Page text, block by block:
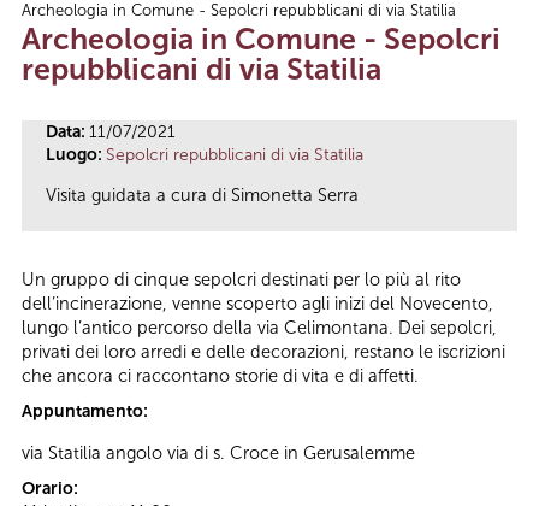
Tu sei qui
Archeologia in Comune - Sepolcri repubblicani di via Statilia
Archeologia in Comune - Sepolcri
repubblicani di via Statilia
Data: 11/07/2021
Luogo: Sepolcri repubblicani di via Statilia
Visita guidata a cura di Simonetta Serra
Un gruppo di cinque sepolcri destinati per lo più al rito
dell’incinerazione, venne scoperto agli inizi del Novecento,
lungo l’antico percorso della via Celimontana. Dei sepolcri,
privati dei loro arredi e delle decorazioni, restano le iscrizioni
che ancora ci raccontano storie di vita e di affetti.
Appuntamento:
via Statilia angolo via di s. Croce in Gerusalemme
Orario: